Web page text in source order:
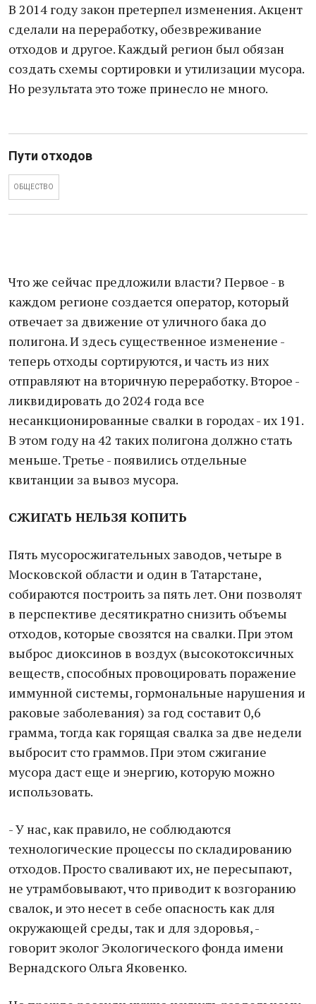
В 2014 году закон претерпел изменения. Акцент
сделали на переработку, обезвреживание
отходов и другое. Каждый регион был обязан
создать схемы сортировки и утилизации мусора.
Но результата это тоже принесло не много.
Пути отходов
ОБЩЕСТВО
Что же сейчас предложили власти? Первое - в
каждом регионе создается оператор, который
отвечает за движение от уличного бака до
полигона. И здесь существенное изменение -
теперь отходы сортируются, и часть из них
отправляют на вторичную переработку. Второе -
ликвидировать до 2024 года все
несанкционированные свалки в городах - их 191.
В этом году на 42 таких полигона должно стать
меньше. Третье - появились отдельные
квитанции за вывоз мусора.
СЖИГАТЬ НЕЛЬЗЯ КОПИТЬ
Пять мусоросжигательных заводов, четыре в
Московской области и один в Татарстане,
собираются построить за пять лет. Они позволят
в перспективе десятикратно снизить объемы
отходов, которые свозятся на свалки. При этом
выброс диоксинов в воздух (высокотоксичных
веществ, способных провоцировать поражение
иммунной системы, гормональные нарушения и
раковые заболевания) за год составит 0,6
грамма, тогда как горящая свалка за две недели
выбросит сто граммов. При этом сжигание
мусора даст еще и энергию, которую можно
использовать.
- У нас, как правило, не соблюдаются
технологические процессы по складированию
отходов. Просто сваливают их, не пересыпают,
не утрамбовывают, что приводит к возгоранию
свалок, и это несет в себе опасность как для
окружающей среды, так и для здоровья, -
говорит эколог Экологического фонда имени
Вернадского Ольга Яковенко.